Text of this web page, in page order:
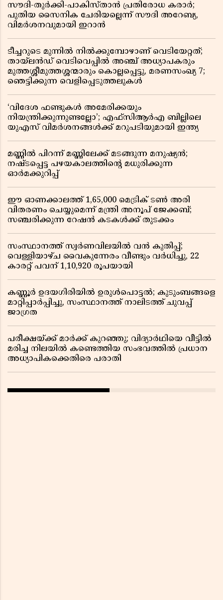
സൗദി-തുർക്കി-പാകിസ്താൻ പ്രതിരോധ കരാർ;
പുതിയ സൈനിക ചേരിയല്ലെന്ന് സൗദി അറേബ്യ,
വിമർശനവുമായി ഇറാൻ
ടീച്ചറുടെ മുന്നിൽ നിൽക്കുമ്പോഴാണ് വെടിയേറ്റത്;
തായ്‌ലൻഡ് വെടിവെപ്പിൽ അഞ്ച് അധ്യാപകരും
മുത്തശ്ശീമുത്തശ്ശന്മാരും കൊല്ലപ്പെട്ടു, മരണസംഖ്യ 7;
ഞെട്ടിക്കുന്ന വെളിപ്പെടുത്തലുകൾ
‘വിദേശ ഫണ്ടുകൾ അമേരിക്കയും
നിയന്ത്രിക്കുന്നുണ്ടല്ലോ’; എഫ്സിആർഎ ബില്ലിലെ
യുഎസ് വിമർശനങ്ങൾക്ക് മറുപടിയുമായി ഇന്ത്യ
മണ്ണിൽ പിറന്ന് മണ്ണിലേക്ക് മടങ്ങുന്ന മനുഷ്യൻ;
നഷ്ടപ്പെട്ട പഴയകാലത്തിൻ്റെ മധുരിക്കുന്ന
ഓർമക്കുറിപ്പ്
ഈ ഓണക്കാലത്ത് 1,65,000 മെട്രിക് ടൺ അരി
വിതരണം ചെയ്യുമെന്ന് മന്ത്രി അനൂപ് ജേക്കബ്;
സഞ്ചരിക്കുന്ന റേഷൻ കടകൾക്ക് തുടക്കം
സംസ്ഥാനത്ത് സ്വർണവിലയിൽ വൻ കുതിപ്പ്;
വെള്ളിയാഴ്ച വൈകുന്നേരം വീണ്ടും വർധിച്ചു, 22
കാരറ്റ് പവന് 1,10,920 രൂപയായി
കണ്ണൂർ ഉദയഗിരിയിൽ ഉരുൾപൊട്ടൽ; കുടുംബങ്ങളെ
മാറ്റിപ്പാർപ്പിച്ചു, സംസ്ഥാനത്ത് നാലിടത്ത് ചുവപ്പ്
ജാഗ്രത
പരീക്ഷയ്ക്ക് മാർക്ക് കുറഞ്ഞു; വിദ്യാർഥിയെ വീട്ടിൽ
മരിച്ച നിലയിൽ കണ്ടെത്തിയ സംഭവത്തിൽ പ്രധാന
അധ്യാപികക്കെതിരെ പരാതി